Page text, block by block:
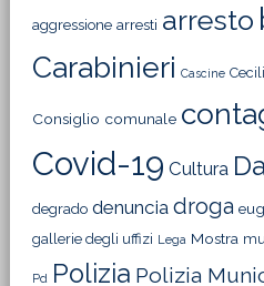
aggressione arresti arresto
Carabinieri Cascine
Consiglio comunale
Covid-19 Cultura
degrado denuncia droga
gallerie degli uffizi Lega Mostra
Pd Polizia Polizia